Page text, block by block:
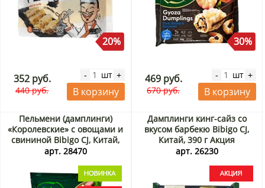
20%
352 руб.
440 руб.
- шт +
В корзину
30%
469 руб.
670 руб.
- шт +
В корзину
Пельмени (дамплинги)
«Королевские» с овощами и
свининой Bibigo CJ, Китай,
280 г Акция
арт. 28470
Дамплинги кинг-сайз со
вкусом барбекю Bibigo CJ,
Китай, 390 г Акция
арт. 26230